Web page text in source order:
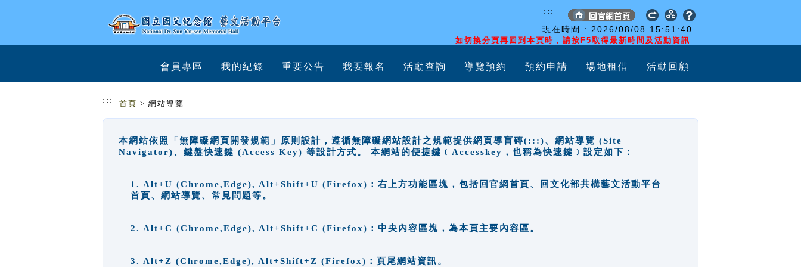
現在時間 : 2026/08/08 15:51:40
如切換分頁再回到本頁時，請按F5取得最新時間及活動資訊
:::
會員專區 我的紀錄 重要公告 我要報名 活動查詢 導覽預約 預約申請 場地租借 活動回顧
::: 首頁 > 網站導覽
本網站依照「無障礙網頁開發規範」原則設計，遵循無障礙網站設計之規範提供網頁導盲磚(:::)、網站導覽 (Site
Navigator)、鍵盤快速鍵 (Access Key) 等設計方式。 本網站的便捷鍵﹝Accesskey，也稱為快速鍵﹞設定如下：
1. Alt+U (Chrome,Edge), Alt+Shift+U (Firefox)：右上方功能區塊，包括回官網首頁、回文化部共構藝文活動平台
首頁、網站導覽、常見問題等。
2. Alt+C (Chrome,Edge), Alt+Shift+C (Firefox)：中央內容區塊，為本頁主要內容區。
3. Alt+Z (Chrome,Edge), Alt+Shift+Z (Firefox)：頁尾網站資訊。